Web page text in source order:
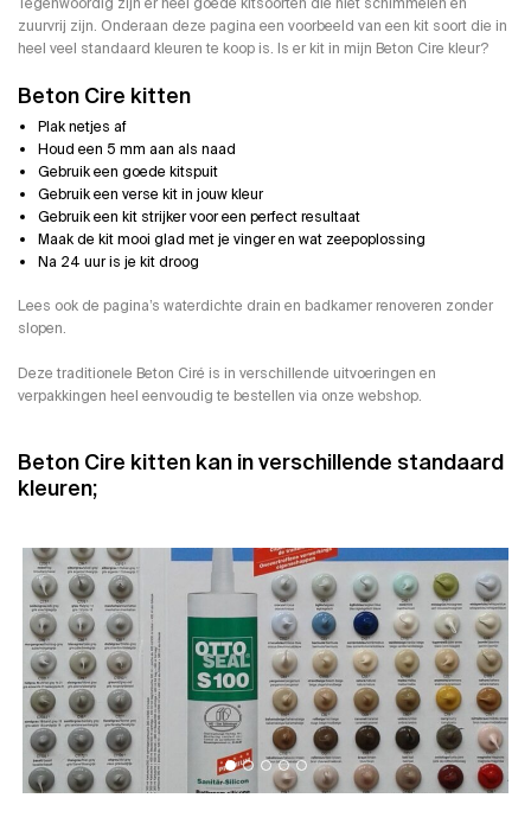
zuurvrij zijn. Onderaan deze pagina een voorbeeld van een kit soort die in
heel veel standaard kleuren te koop is. Is er kit in mijn Beton Cire kleur?
Beton Cire kitten
Plak netjes af
Houd een 5 mm aan als naad
Gebruik een goede kitspuit
Gebruik een verse kit in jouw kleur
Gebruik een kit strijker voor een perfect resultaat
Maak de kit mooi glad met je vinger en wat zeepoplossing
Na 24 uur is je kit droog
Lees ook de pagina’s waterdichte drain en badkamer renoveren zonder
slopen.
Dezetraditionele Beton Ciré is in verschillende uitvoeringen en
verpakkingen heel eenvoudig te bestellen via onze webshop.
Beton Cire kitten kan in verschillende standaard
kleuren;